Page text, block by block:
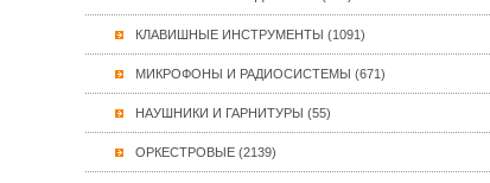
КЛАВИШНЫЕ ИНСТРУМЕНТЫ (1091)
МИКРОФОНЫ И РАДИОСИСТЕМЫ (671)
НАУШНИКИ И ГАРНИТУРЫ (55)
ОРКЕСТРОВЫЕ (2139)